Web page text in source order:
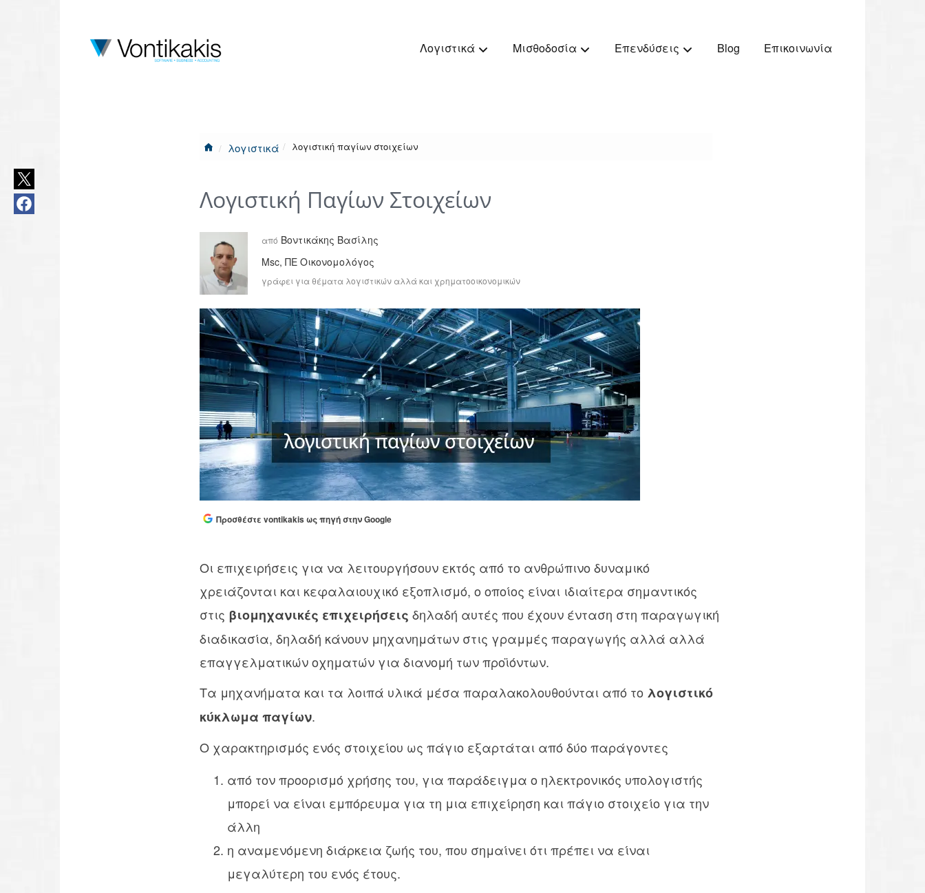
Λογιστικά Μισθοδοσία Επενδύσεις Blog Επικοινωνία
λογιστικά λογιστική παγίων στοιχείων
Λογιστική Παγίων Στοιχείων
από Βοντικάκης Bασίλης
Msc, ΠΕ Οικονομολόγος
γράφει για θέματα λογιστικών αλλά και χρηματοοικονομικών
Προσθέστε vontikakis ως πηγή στην Google
Οι επιχειρήσεις για να λειτουργήσουν εκτός από το ανθρώπινο δυναμικό
χρειάζονται και κεφαλαιουχικό εξοπλισμό, ο οποίος είναι ιδιαίτερα σημαντικός
στις βιομηχανικές επιχειρήσεις δηλαδή αυτές που έχουν ένταση στη παραγωγική
διαδικασία, δηλαδή κάνουν μηχανημάτων στις γραμμές παραγωγής αλλά αλλά
επαγγελματικών οχηματών για διανομή των προϊόντων.
Τα μηχανήματα και τα λοιπά υλικά μέσα παραλακολουθούνται από το λογιστικό
κύκλωμα παγίων.
Ο χαρακτηρισμός ενός στοιχείου ως πάγιο εξαρτάται από δύο παράγοντες
από τον προορισμό χρήσης του, για παράδειγμα ο ηλεκτρονικός υπολογιστής
μπορεί να είναι εμπόρευμα για τη μια επιχείρηση και πάγιο στοιχείο για την
άλλη
η αναμενόμενη διάρκεια ζωής του, που σημαίνει ότι πρέπει να είναι
μεγαλύτερη του ενός έτους.